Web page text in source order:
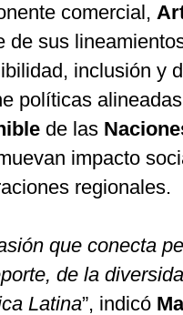
comercial,
de sus
inclusión y
políticas
de las
impacto
regionales.
que conecta
de la
Latina”, indicó